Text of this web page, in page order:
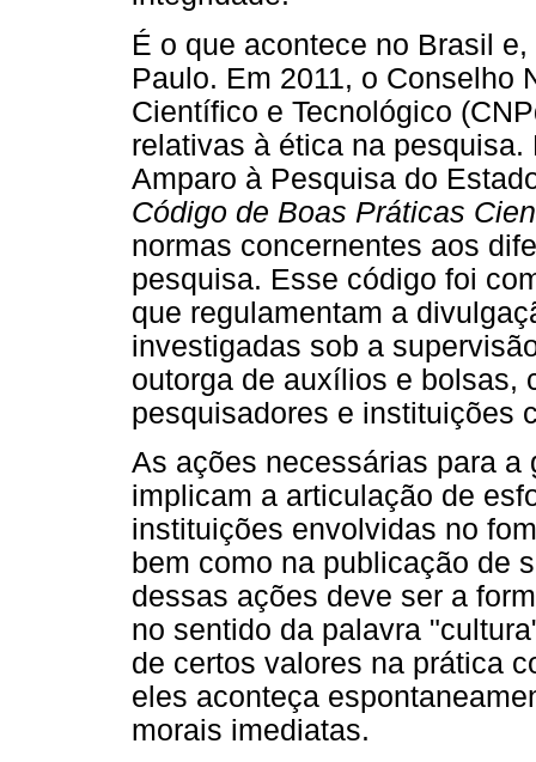
É o que acontece no Brasil
Paulo. Em 2011, o Conselho
Científico e Tecnológico
relativas à ética na
Amparo à Pesquisa do
Código de Boas Práticas
normas concernentes aos
pesquisa. Esse código foi
que regulamentam a
investigadas sob a
outorga de auxílios e bolsas,
pesquisadores e instituições
As ações necessárias para a
implicam a articulação de
instituições envolvidas no
bem como na publicação de
dessas ações deve ser a
no sentido da palavra
de certos valores na prática
eles aconteça
morais imediatas.